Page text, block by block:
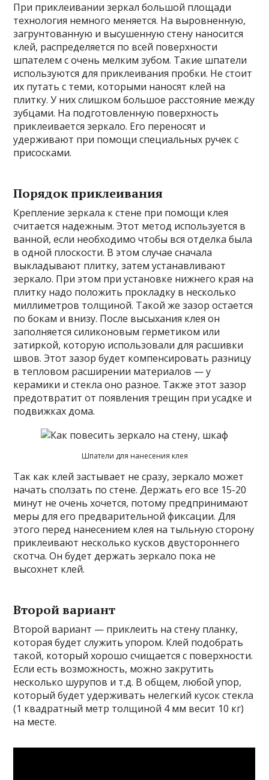
При приклеивании зеркал большой площади
технология немного меняется. На выровненную,
загрунтованную и высушенную стену наносится
клей, распределяется по всей поверхности
шпателем с очень мелким зубом. Такие шпатели
используются для приклеивания пробки. Не стоит
их путать с теми, которыми наносят клей на
плитку. У них слишком большое расстояние между
зубцами. На подготовленную поверхность
приклеивается зеркало. Его переносят и
удерживают при помощи специальных ручек с
присосками.
Порядок приклеивания
Крепление зеркала к стене при помощи клея
считается надежным. Этот метод используется в
ванной, если необходимо чтобы вся отделка была
в одной плоскости. В этом случае сначала
выкладывают плитку, затем устанавливают
зеркало. При этом при установке нижнего края на
плитку надо положить прокладку в несколько
миллиметров толщиной. Такой же зазор остается
по бокам и внизу. После высыхания клея он
заполняется силиконовым герметиком или
затиркой, которую использовали для расшивки
швов. Этот зазор будет компенсировать разницу
в тепловом расширении материалов — у
керамики и стекла оно разное. Также этот зазор
предотвратит от появления трещин при усадке и
подвижках дома.
Шпатели для нанесения клея
Так как клей застывает не сразу, зеркало может
начать сползать по стене. Держать его все 15-20
минут не очень хочется, потому предпринимают
меры для его предварительной фиксации. Для
этого перед нанесением клея на тыльную сторону
приклеивают несколько кусков двустороннего
скотча. Он будет держать зеркало пока не
высохнет клей.
Второй вариант
Второй вариант — приклеить на стену планку,
которая будет служить упором. Клей подобрать
такой, который хорошо счищается с поверхности.
Если есть возможность, можно закрутить
несколько шурупов и т.д. В общем, любой упор,
который будет удерживать нелегкий кусок стекла
(1 квадратный метр толщиной 4 мм весит 10 кг)
на месте.